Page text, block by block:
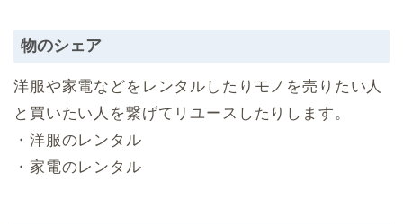
物のシェア
洋服や家電などをレンタルしたりモノを売りたい人
と買いたい人を繋げてリユースしたりします。
・洋服のレンタル
・家電のレンタル